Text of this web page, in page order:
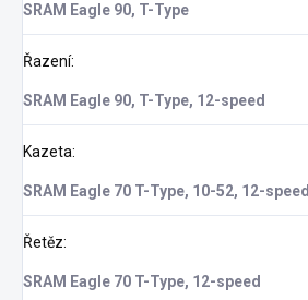
SRAM Eagle 90, T-Type
Řazení:
SRAM Eagle 90, T-Type, 12-speed
Kazeta:
SRAM Eagle 70 T-Type, 10-52, 12-speed
Řetěz:
SRAM Eagle 70 T-Type, 12-speed